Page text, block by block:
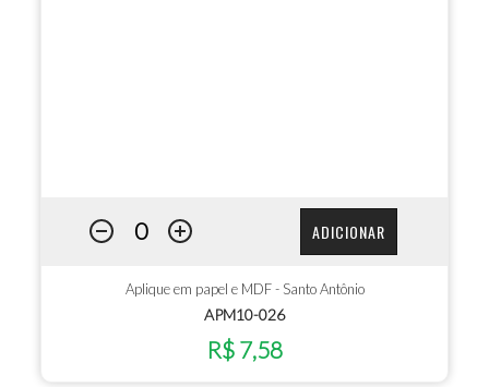
ADICIONAR
Aplique em papel e MDF - Santo Antônio
APM10-026
R$ 7,58